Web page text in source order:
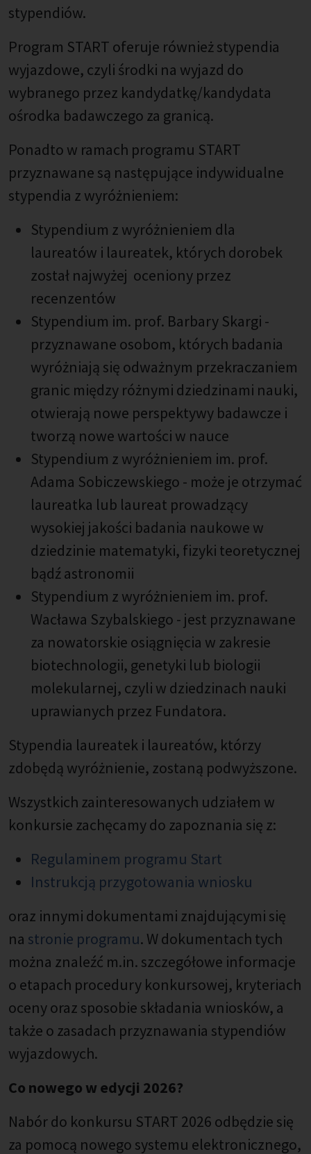
stypendiów.
Program START oferuje również stypendia
wyjazdowe, czyli środki na wyjazd do
wybranego przez kandydatkę/kandydata
ośrodka badawczego za granicą.
Ponadto w ramach programu START
przyznawane są następujące indywidualne
stypendia z wyróżnieniem:
Stypendium z wyróżnieniem dla
laureatów i laureatek, których dorobek
został najwyżej oceniony przez
recenzentów
Stypendium im. prof. Barbary Skargi -
przyznawane osobom, których badania
wyróżniają się odważnym przekraczaniem
granic między różnymi dziedzinami nauki,
otwierają nowe perspektywy badawcze i
tworzą nowe wartości w nauce
Stypendium z wyróżnieniem im. prof.
Adama Sobiczewskiego - może je otrzymać
laureatka lub laureat prowadzący
wysokiej jakości badania naukowe w
dziedzinie matematyki, fizyki teoretycznej
bądź astronomii
Stypendium z wyróżnieniem im. prof.
Wacława Szybalskiego - jest przyznawane
za nowatorskie osiągnięcia w zakresie
biotechnologii, genetyki lub biologii
molekularnej, czyli w dziedzinach nauki
uprawianych przez Fundatora.
Stypendia laureatek i laureatów, którzy
zdobędą wyróżnienie, zostaną podwyższone.
Wszystkich zainteresowanych udziałem w
konkursie zachęcamy do zapoznania się z:
Regulaminem programu Start
Instrukcją przygotowania wniosku
oraz innymi dokumentami znajdującymi się
na stronie programu. W dokumentach tych
można znaleźć m.in. szczegółowe informacje
o etapach procedury konkursowej, kryteriach
oceny oraz sposobie składania wniosków, a
także o zasadach przyznawania stypendiów
wyjazdowych.
Co nowego w edycji 2026?
Nabór do konkursu START 2026 odbędzie się
za pomocą nowego systemu elektronicznego,